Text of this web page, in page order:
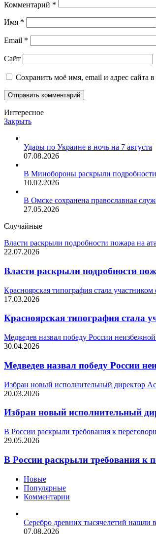
Комментарий *
Имя *
Email *
Сайт
Сохранить моё имя, email и адрес сайта
Интересное
Закрыть
Удары по Украине в ночь на 7 августа
07.08.2026
В Минобороны раскрыли
10.02.2026
В Омске сохранена православная
27.05.2026
Случайные
Власти раскрыли подробности пожара на
22.07.2026
Власти раскрыли подробности
Красноярская типография стала
17.03.2026
Красноярская типография стала
Медведев назвал победу России
30.04.2026
Медведев назвал победу России
Избран новый исполнительный директор
20.03.2026
Избран новый исполнительный
В России раскрыли требования к
29.05.2026
В России раскрыли требования к
Новые
Популярные
Комментарии
Серебро древних тысячелетий нашли
07.08.2026